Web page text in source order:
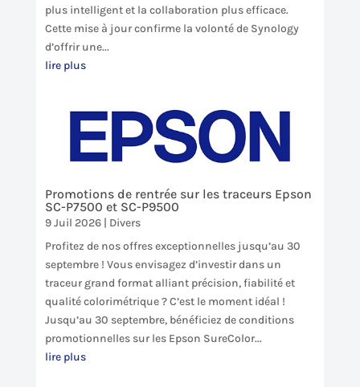
plus intelligent et la collaboration plus efficace.
Cette mise à jour confirme la volonté de Synology
d’offrir une...
lire plus
Promotions de rentrée sur les traceurs Epson
SC-P7500 et SC-P9500
9 Juil 2026| Divers
Profitez de nos offres exceptionnelles jusqu’au 30
septembre ! Vous envisagez d’investir dans un
traceur grand format alliant précision, fiabilité et
qualité colorimétrique ? C’est le moment idéal !
Jusqu’au 30 septembre, bénéficiez de conditions
promotionnelles sur les Epson SureColor...
lire plus